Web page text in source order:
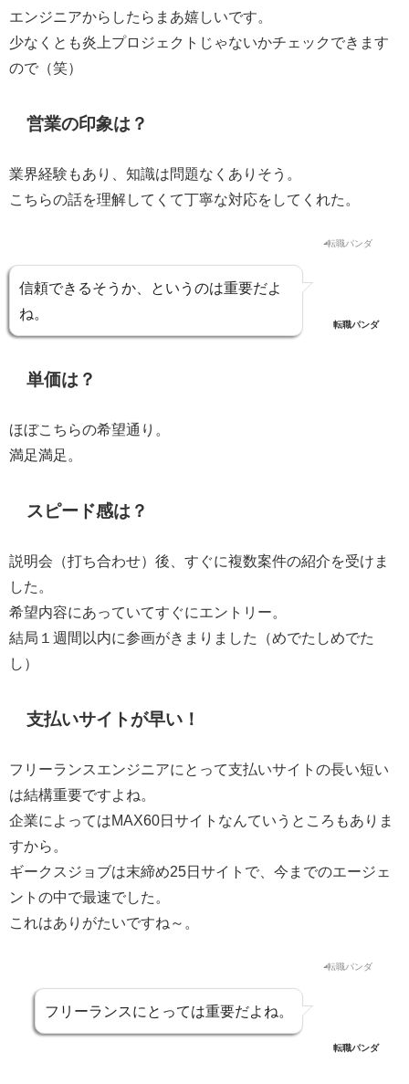
エンジニアからしたらまあ嬉しいです。
少なくとも炎上プロジェクトじゃないかチェックできます
ので（笑）
営業の印象は？
業界経験もあり、知識は問題なくありそう。
こちらの話を理解してくて丁寧な対応をしてくれた。
信頼できるそうか、というのは重要だよ
ね。
転職パンダ
単価は？
ほぼこちらの希望通り。
満足満足。
スピード感は？
説明会（打ち合わせ）後、すぐに複数案件の紹介を受けま
した。
希望内容にあっていてすぐにエントリー。
結局１週間以内に参画がきまりました（めでたしめでた
し）
支払いサイトが早い！
フリーランスエンジニアにとって支払いサイトの長い短い
は結構重要ですよね。
企業によってはMAX60日サイトなんていうところもありま
すから。
ギークスジョブは末締め25日サイトで、今までのエージェ
ントの中で最速でした。
これはありがたいですね～。
フリーランスにとっては重要だよね。
転職パンダ